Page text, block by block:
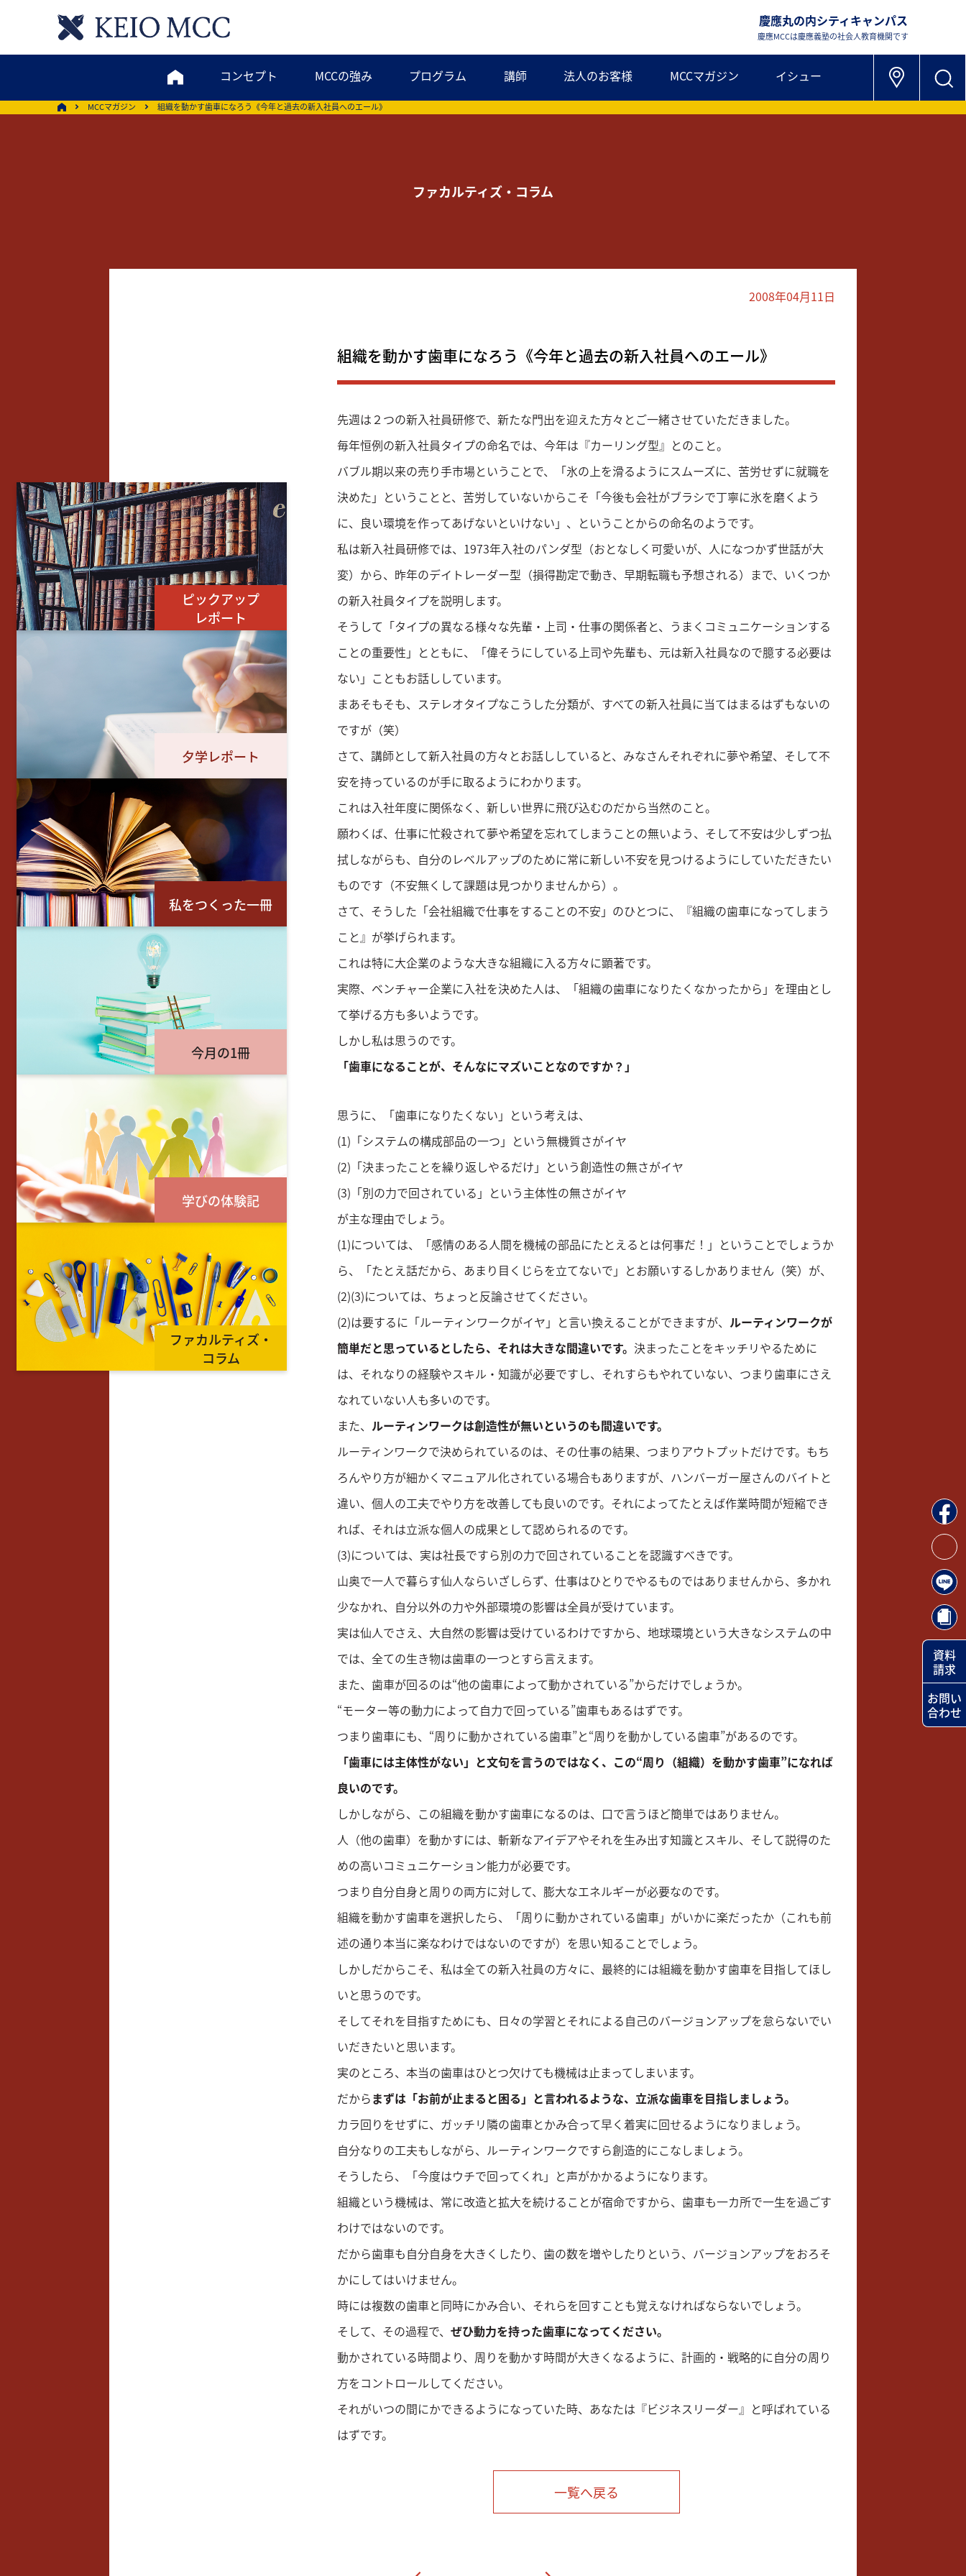
慶應丸の内シティキャンパス
慶應MCCは慶應義塾の社会人教育機関です
コンセプト MCCの強み プログラム 講師 法人のお客様 MCCマガジン イシュー
MCCマガジン 組織を動かす歯車になろう《今年と過去の新入社員へのエール》
ファカルティズ・コラム
2008年04月11日
組織を動かす歯車になろう《今年と過去の新入社員へのエール》
先週は２つの新入社員研修で、新たな門出を迎えた方々とご一緒させていただきました。
毎年恒例の新入社員タイプの命名では、今年は『カーリング型』とのこと。
バブル期以来の売り手市場ということで、「氷の上を滑るようにスムーズに、苦労せずに就職を
決めた」ということと、苦労していないからこそ「今後も会社がブラシで丁寧に氷を磨くよう
に、良い環境を作ってあげないといけない」、ということからの命名のようです。
私は新入社員研修では、1973年入社のパンダ型（おとなしく可愛いが、人になつかず世話が大
変）から、昨年のデイトレーダー型（損得勘定で動き、早期転職も予想される）まで、いくつか
の新入社員タイプを説明します。
そうして「タイプの異なる様々な先輩・上司・仕事の関係者と、うまくコミュニケーションする
ことの重要性」とともに、「偉そうにしている上司や先輩も、元は新入社員なので臆する必要は
ない」こともお話ししています。
まあそもそも、ステレオタイプなこうした分類が、すべての新入社員に当てはまるはずもないの
ですが（笑）
さて、講師として新入社員の方々とお話ししていると、みなさんそれぞれに夢や希望、そして不
安を持っているのが手に取るようにわかります。
これは入社年度に関係なく、新しい世界に飛び込むのだから当然のこと。
願わくば、仕事に忙殺されて夢や希望を忘れてしまうことの無いよう、そして不安は少しずつ払
拭しながらも、自分のレベルアップのために常に新しい不安を見つけるようにしていただきたい
ものです（不安無くして課題は見つかりませんから）。
さて、そうした「会社組織で仕事をすることの不安」のひとつに、『組織の歯車になってしまう
こと』が挙げられます。
これは特に大企業のような大きな組織に入る方々に顕著です。
実際、ベンチャー企業に入社を決めた人は、「組織の歯車になりたくなかったから」を理由とし
て挙げる方も多いようです。
しかし私は思うのです。
「歯車になることが、そんなにマズいことなのですか？」
思うに、「歯車になりたくない」という考えは、
(1)「システムの構成部品の一つ」という無機質さがイヤ
(2)「決まったことを繰り返しやるだけ」という創造性の無さがイヤ
(3)「別の力で回されている」という主体性の無さがイヤ
が主な理由でしょう。
(1)については、「感情のある人間を機械の部品にたとえるとは何事だ！」ということでしょうか
ら、「たとえ話だから、あまり目くじらを立てないで」とお願いするしかありません（笑）が、
(2)(3)については、ちょっと反論させてください。
(2)は要するに「ルーティンワークがイヤ」と言い換えることができますが、 ルーティンワークが
簡単だと思っているとしたら、それは大きな間違いです。 決まったことをキッチリやるために
は、それなりの経験やスキル・知識が必要ですし、それすらもやれていない、つまり歯車にさえ
なれていない人も多いのです。
また、 ルーティンワークは創造性が無いというのも間違いです。
ルーティンワークで決められているのは、その仕事の結果、つまりアウトプットだけです。もち
ろんやり方が細かくマニュアル化されている場合もありますが、ハンバーガー屋さんのバイトと
違い、個人の工夫でやり方を改善しても良いのです。それによってたとえば作業時間が短縮でき
れば、それは立派な個人の成果として認められるのです。
(3)については、実は社長ですら別の力で回されていることを認識すべきです。
山奥で一人で暮らす仙人ならいざしらず、仕事はひとりでやるものではありませんから、多かれ
少なかれ、自分以外の力や外部環境の影響は全員が受けています。
実は仙人でさえ、大自然の影響は受けているわけですから、地球環境という大きなシステムの中
では、全ての生き物は歯車の一つとすら言えます。
また、歯車が回るのは“他の歯車によって動かされている”からだけでしょうか。
“モーター等の動力によって自力で回っている”歯車もあるはずです。
つまり歯車にも、“周りに動かされている歯車”と“周りを動かしている歯車”があるのです。
「歯車には主体性がない」と文句を言うのではなく、この“周り（組織）を動かす歯車”になれば
良いのです。
しかしながら、この組織を動かす歯車になるのは、口で言うほど簡単ではありません。
人（他の歯車）を動かすには、斬新なアイデアやそれを生み出す知識とスキル、そして説得のた
めの高いコミュニケーション能力が必要です。
つまり自分自身と周りの両方に対して、膨大なエネルギーが必要なのです。
組織を動かす歯車を選択したら、「周りに動かされている歯車」がいかに楽だったか（これも前
述の通り本当に楽なわけではないのですが）を思い知ることでしょう。
しかしだからこそ、私は全ての新入社員の方々に、最終的には組織を動かす歯車を目指してほし
いと思うのです。
そしてそれを目指すためにも、日々の学習とそれによる自己のバージョンアップを怠らないでい
いだきたいと思います。
実のところ、本当の歯車はひとつ欠けても機械は止まってしまいます。
だからまずは「お前が止まると困る」と言われるような、立派な歯車を目指しましょう。
カラ回りをせずに、ガッチリ隣の歯車とかみ合って早く着実に回せるようになりましょう。
自分なりの工夫もしながら、ルーティンワークですら創造的にこなしましょう。
そうしたら、「今度はウチで回ってくれ」と声がかかるようになります。
組織という機械は、常に改造と拡大を続けることが宿命ですから、歯車も一カ所で一生を過ごす
わけではないのです。
だから歯車も自分自身を大きくしたり、歯の数を増やしたりという、バージョンアップをおろそ
かにしてはいけません。
時には複数の歯車と同時にかみ合い、それらを回すことも覚えなければならないでしょう。
そして、その過程で、 ぜひ動力を持った歯車になってください。
動かされている時間より、周りを動かす時間が大きくなるように、計画的・戦略的に自分の周り
方をコントロールしてください。
それがいつの間にかできるようになっていた時、あなたは『ビジネスリーダー』と呼ばれている
はずです。
一覧へ戻る
ピックアップ
レポート
夕学レポート
私をつくった一冊
今月の1冊
学びの体験記
ファカルティズ・
コラム
資料
請求
お問い
合わせ